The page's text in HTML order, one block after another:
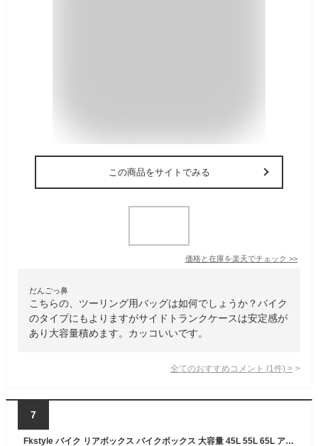
この商品をサイトでみる
価格と在庫を楽天でチェック >>
だんごっ鼻
こちらの、ツーリング用バッグは如何でしょうか？バイク
のタイプにもよりますがサイドトランクケースは安定感が
あり大容量積めます。カッコいいです。
全てのおすすめコメント (1 件) >
7
Fkstyle バイク リアボックス バイクボックス 大容量 45L 55L 65L アルミ トップケース リヤボックス キャリア 反射